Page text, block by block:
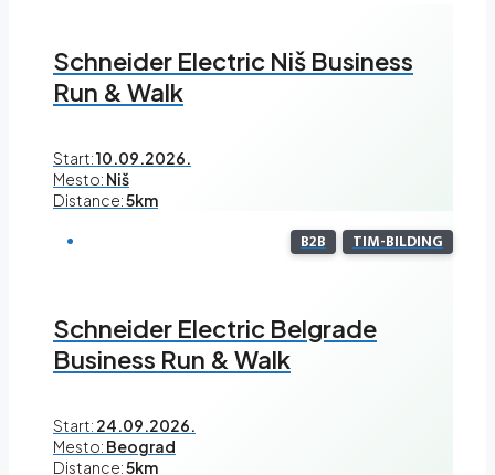
Schneider Electric Niš Business
Run & Walk
Start:10.09.2026.
Mesto: Niš
Distance:5km
B2B TIM-BILDING
Schneider Electric Belgrade
Business Run & Walk
Start: 24.09.2026.
Mesto: Beograd
Distance:5km